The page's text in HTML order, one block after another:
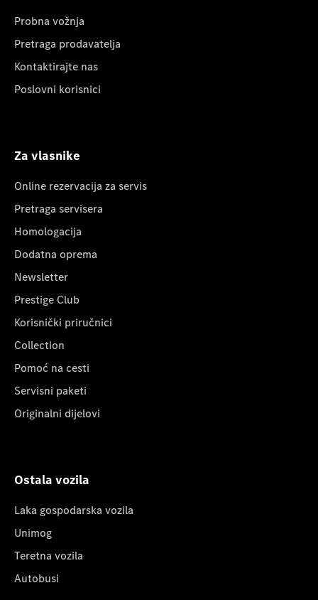
Probna vožnja
Pretraga prodavatelja
Kontaktirajte nas
Poslovni korisnici
Za vlasnike
Online rezervacija za servis
Pretraga servisera
Homologacija
Dodatna oprema
Newsletter
Prestige Club
Korisnički priručnici
Collection
Pomoć na cesti
Servisni paketi
Originalni dijelovi
Ostala vozila
Laka gospodarska vozila
Unimog
Teretna vozila
Autobusi